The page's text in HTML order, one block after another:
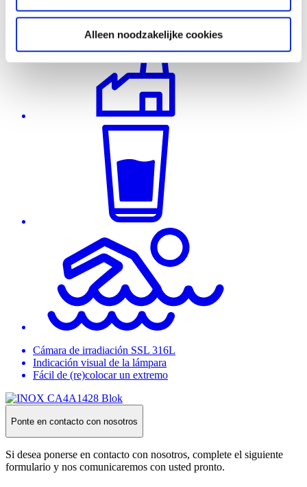
Alleen noodzakelijke cookies
Cámara de irradiación SSL 316L
Indicación visual de la lámpara
Fácil de (re)colocar un extremo
Ponte en contacto con nosotros
Si desea ponerse en contacto con nosotros, complete el siguiente
formulario y nos comunicaremos con usted pronto.